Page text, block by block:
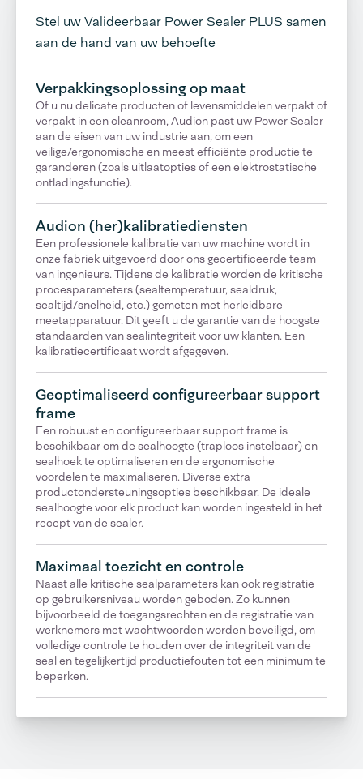
Stel uw Valideerbaar Power Sealer PLUS samen
aan de hand van uw behoefte
Verpakkingsoplossing op maat
Of u nu delicate producten of levensmiddelen verpakt of
verpakt in een cleanroom, Audion past uw Power Sealer
aan de eisen van uw industrie aan, om een
veilige/ergonomische en meest efficiënte productie te
garanderen (zoals uitlaatopties of een elektrostatische
ontladingsfunctie).
Audion (her)kalibratiediensten
Een professionele kalibratie van uw machine wordt in
onze fabriek uitgevoerd door ons gecertificeerde team
van ingenieurs. Tijdens de kalibratie worden de kritische
procesparameters (sealtemperatuur, sealdruk,
sealtijd/snelheid, etc.) gemeten met herleidbare
meetapparatuur. Dit geeft u de garantie van de hoogste
standaarden van sealintegriteit voor uw klanten. Een
kalibratiecertificaat wordt afgegeven.
Geoptimaliseerd configureerbaar support
frame
Een robuust en configureerbaar support frame is
beschikbaar om de sealhoogte (traploos instelbaar) en
sealhoek te optimaliseren en de ergonomische
voordelen te maximaliseren. Diverse extra
productondersteuningsopties beschikbaar. De ideale
sealhoogte voor elk product kan worden ingesteld in het
recept van de sealer.
Maximaal toezicht en controle
Naast alle kritische sealparameters kan ook registratie
op gebruikersniveau worden geboden. Zo kunnen
bijvoorbeeld de toegangsrechten en de registratie van
werknemers met wachtwoorden worden beveiligd, om
volledige controle te houden over de integriteit van de
seal en tegelijkertijd productiefouten tot een minimum te
beperken.